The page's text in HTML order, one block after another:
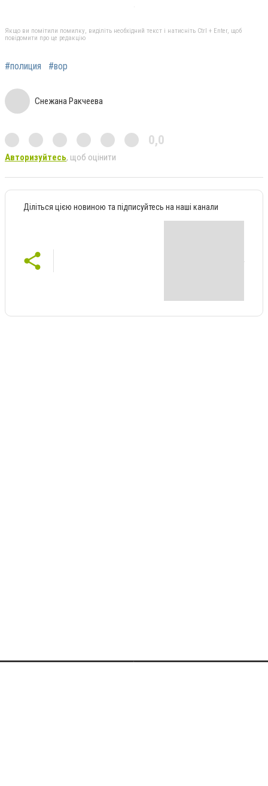
Якщо ви помітили помилку, виділіть необхідний текст і натисніть Ctrl + Enter, щоб
повідомити про це редакцію
#полиция #вор
Снежана Ракчеева
0,0
Авторизуйтесь, щоб оцінити
Діліться цією новиною та підписуйтесь на наші канали